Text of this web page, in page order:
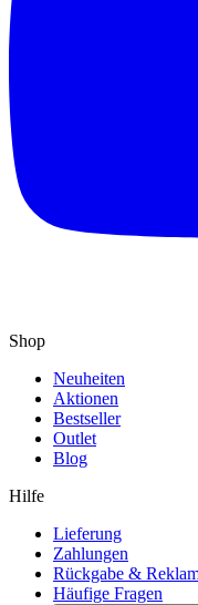
Shop
Neuheiten
Aktionen
Bestseller
Outlet
Blog
Hilfe
Lieferung
Zahlungen
Rückgabe &
Häufige Fragen